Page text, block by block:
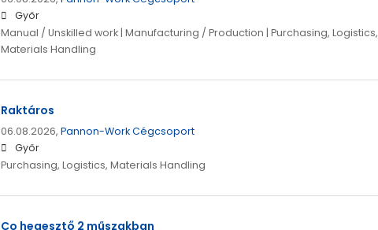
Győr
Manual / Unskilled work | Manufacturing / Production | Purchasing, Logistics,
Materials Handling
Raktáros
06.08.2026, Pannon-Work Cégcsoport
Győr
Purchasing, Logistics, Materials Handling
Co hegesztő 2 műszakban